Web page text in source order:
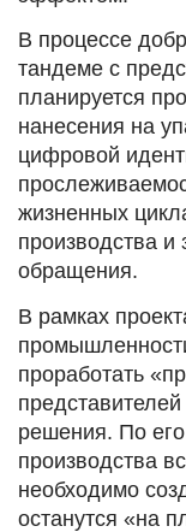
В процессе
тандеме с
планируется
нанесения на
цифровой
жизненных
производства
обращения.
В рамках
проработать
решения. По
производства
необходимо
останутся «на